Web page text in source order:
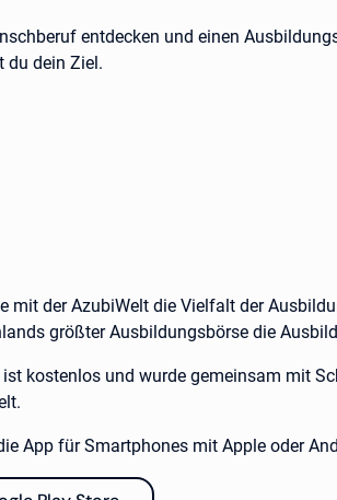
entdecken und einen
du dein Ziel.
mit der AzubiWelt die Vielfalt der
größter Ausbildungsbörse die
ist kostenlos und wurde gemeinsam mit
App für Smartphones mit Apple oder